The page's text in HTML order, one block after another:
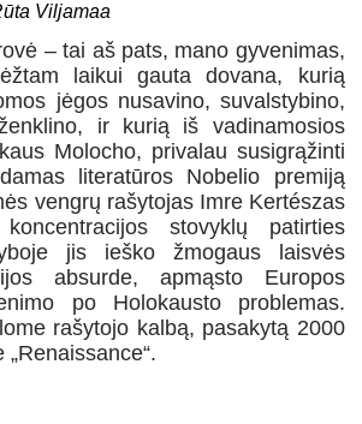
Viljamaa
– tai aš pats, mano gyvenimas,
laikui gauta dovana, kurią
jėgos nusavino, suvalstybino,
ir kurią iš vadinamosios
Molocho, privalau susigrąžinti
literatūros Nobelio premiją
vengrų rašytojas Imre Kertészas
stovyklų patirties
jis ieško žmogaus laisvės
absurde, apmąsto Europos
po Holokausto problemas.
rašytojo kalbą, pasakytą 2000